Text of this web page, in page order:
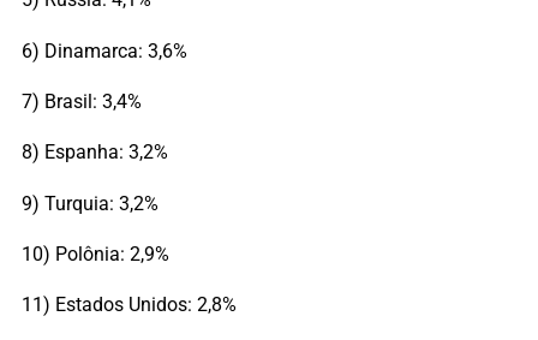
6) Dinamarca: 3,6%
7) Brasil: 3,4%
8) Espanha: 3,2%
9) Turquia: 3,2%
10) Polônia: 2,9%
11) Estados Unidos: 2,8%